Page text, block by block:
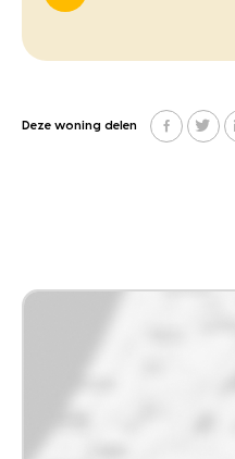
Deze woning delen